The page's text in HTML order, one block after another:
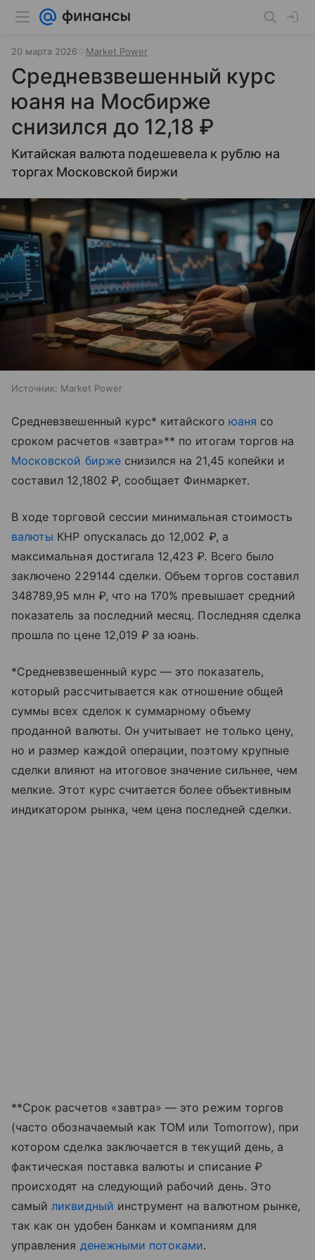
20 марта 2026 Market Power
Средневзвешенный курс
юаня на Мосбирже
снизился до 12,18 ₽
Китайская валюта подешевела к рублю на
торгах Московской биржи
Источник: Market Power
Средневзвешенный курс* китайского юаня со
сроком расчетов «завтра»** по итогам торгов на
Московской биржеснизился на 21,45 копейки и
составил 12,1802 ₽, сообщает Финмаркет.
В ходе торговой сессии минимальная стоимость
валюты КНР опускалась до 12,002 ₽, а
максимальная достигала 12,423 ₽. Всего было
заключено 229144 сделки. Объем торгов составил
348789,95 млн ₽, что на 170% превышает средний
показатель за последний месяц. Последняя сделка
прошла по цене 12,019 ₽ за юань.
*Средневзвешенный курс — это показатель,
который рассчитывается как отношение общей
суммы всех сделок к суммарному объему
проданной валюты. Он учитывает не только цену,
но и размер каждой операции, поэтому крупные
сделки влияют на итоговое значение сильнее, чем
мелкие. Этот курс считается более объективным
индикатором рынка, чем цена последней сделки.
**Срок расчетов «завтра» — это режим торгов
(часто обозначаемый как TOM или Tomorrow), при
котором сделка заключается в текущий день, а
фактическая поставка валюты и списание ₽
происходят на следующий рабочий день. Это
самый ликвидный инструмент на валютном рынке,
так как он удобен банкам и компаниям для
управления денежными потоками.